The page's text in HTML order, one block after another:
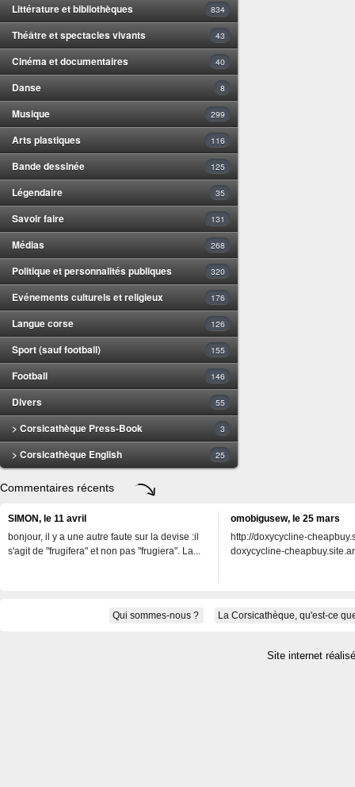
Littérature et bibliothèques 834
Théâtre et spectacles vivants 43
Cinéma et documentaires 40
Danse 8
Musique 299
Arts plastiques 116
Bande dessinée 125
Légendaire 35
Savoir faire 131
Médias 268
Politique et personnalités publiques 320
Evénements culturels et religieux 176
Langue corse 126
Sport (sauf football) 155
Football 146
Divers 55
> Corsicathèque Press-Book 3
> Corsicathèque English 25
Commentaires récents
SIMON, le 11 avril
bonjour, il y a une autre faute sur la devise :il
s'agit de "frugifera" et non pas "frugiera". La...
omobigusew, le 25 mars
http://doxycycline-
doxycycline-
Qui sommes-nous ? La Corsicathèque, qu'est-ce
Site internet